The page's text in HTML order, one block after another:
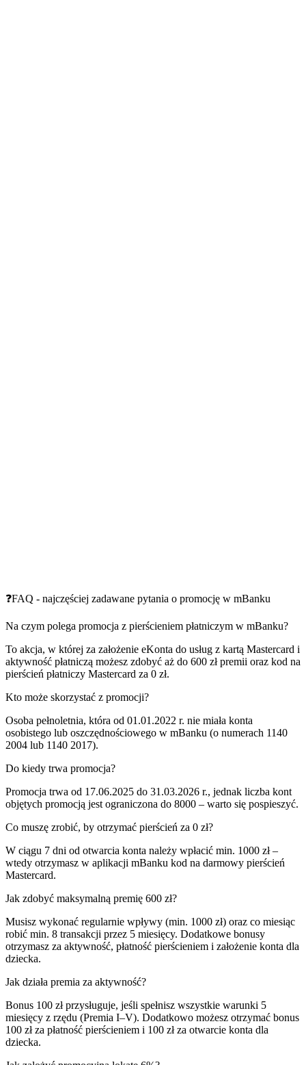
❓FAQ - najczęściej zadawane pytania o promocję w mBanku
Na czym polega promocja z pierścieniem płatniczym w mBanku?
To akcja, w której za założenie eKonta do usług z kartą Mastercard i
aktywność płatniczą możesz zdobyć aż do 600 zł premii oraz kod na
pierścień płatniczy Mastercard za 0 zł.
Kto może skorzystać z promocji?
Osoba pełnoletnia, która od 01.01.2022 r. nie miała konta
osobistego lub oszczędnościowego w mBanku (o numerach 1140
2004 lub 1140 2017).
Do kiedy trwa promocja?
Promocja trwa od 17.06.2025 do 31.03.2026 r., jednak liczba kont
objętych promocją jest ograniczona do 8000 – warto się pospieszyć.
Co muszę zrobić, by otrzymać pierścień za 0 zł?
W ciągu 7 dni od otwarcia konta należy wpłacić min. 1000 zł –
wtedy otrzymasz w aplikacji mBanku kod na darmowy pierścień
Mastercard.
Jak zdobyć maksymalną premię 600 zł?
Musisz wykonać regularnie wpływy (min. 1000 zł) oraz co miesiąc
robić min. 8 transakcji przez 5 miesięcy. Dodatkowe bonusy
otrzymasz za aktywność, płatność pierścieniem i założenie konta dla
dziecka.
Jak działa premia za aktywność?
Bonus 100 zł przysługuje, jeśli spełnisz wszystkie warunki 5
miesięcy z rzędu (Premia I–V). Dodatkowo możesz otrzymać bonus
100 zł za płatność pierścieniem i 100 zł za otwarcie konta dla
dziecka.